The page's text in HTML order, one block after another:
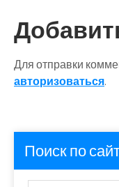
Для отправки
авторизоваться.
Поиск по